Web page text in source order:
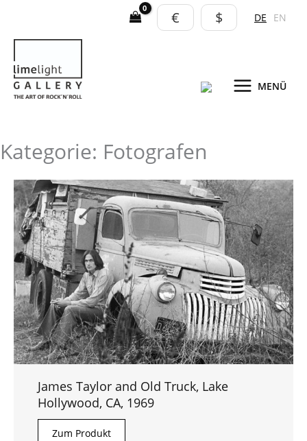
springen
€ $ DE EN
MENÜ
Kategorie: Fotografen
James Taylor and Old Truck, Lake
Hollywood, CA, 1969
Zum Produkt